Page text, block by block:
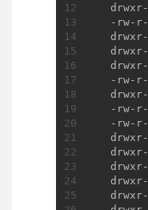
-rw-
-rw-
-rw-
-rw-